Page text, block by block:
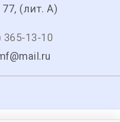
(лит. А)
365-13-10